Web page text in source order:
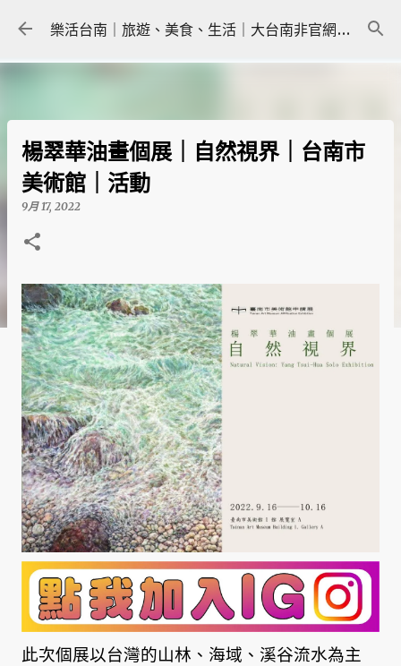
跳到主要內容 樂活台南｜旅遊、美食、生活｜大台南非官網｜tainanlohas.cc
楊翠華油畫個展｜自然視界｜台南市
美術館｜活動
9月 17, 2022
此次個展以台灣的山林、海域、溪谷流水為主